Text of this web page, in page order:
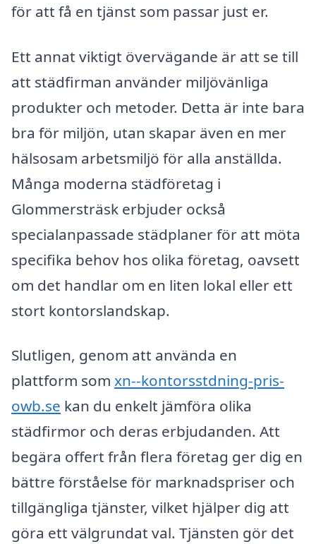
för att få en tjänst som passar just er.
Ett annat viktigt övervägande är att se till
att städfirman använder miljövänliga
produkter och metoder. Detta är inte bara
bra för miljön, utan skapar även en mer
hälsosam arbetsmiljö för alla anställda.
Många moderna städföretag i
Glommersträsk erbjuder också
specialanpassade städplaner för att möta
specifika behov hos olika företag, oavsett
om det handlar om en liten lokal eller ett
stort kontorslandskap.
Slutligen, genom att använda en
plattform som xn--kontorsstdning-pris-
owb.se kan du enkelt jämföra olika
städfirmor och deras erbjudanden. Att
begära offert från flera företag ger dig en
bättre förståelse för marknadspriser och
tillgängliga tjänster, vilket hjälper dig att
göra ett välgrundat val. Tjänsten gör det